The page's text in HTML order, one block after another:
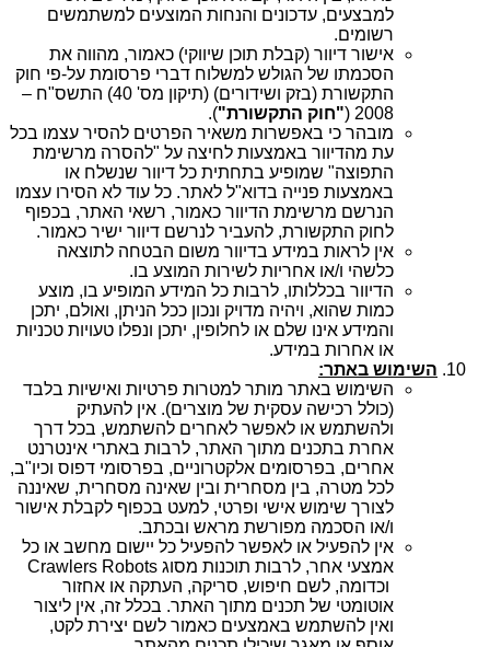
למבצעים, עדכונים והנחות המוצעים למשתמשים
רשומים.
אישור דיוור (קבלת תוכן שיווקי) כאמור, מהווה את
הסכמתו של הגולש למשלוח דברי פרסומת על-פי חוק
התקשורת (בזק ושידורים) (תיקון מס' 40) התשס"ח –
2008 (
"חוק התקשורת").
מובהר כי באפשרות משאיר הפרטים להסיר עצמו בכל
עת מהדיוור באמצעות לחיצה על "להסרה מרשימת
התפוצה" שמופיע בתחתית כל דיוור שנשלח או
באמצעות פנייה בדוא"ל לאתר. כל עוד לא הסירו עצמו
הנרשם מרשימת הדיוור כאמור, רשאי האתר, בכפוף
לחוק התקשורת, להעביר לנרשם דיוור ישיר כאמור.
אין לראות במידע בדיוור משום הבטחה לתוצאה
כלשהי ו/או אחריות לשירות המוצע בו.
הדיוור בכללותו, לרבות כל המידע המופיע בו, מוצע
כמות שהוא, ויהיה מדויק ונכון ככל הניתן, ואולם, יתכן
והמידע אינו שלם או לחלופין, יתכן ונפלו טעויות טכניות
או אחרות במידע.
השימוש באתר:
השימוש באתר מותר למטרות פרטיות ואישיות בלבד
(כולל רכישה עסקית של מוצרים). אין להעתיק
ולהשתמש או לאפשר לאחרים להשתמש, בכל דרך
אחרת בתכנים מתוך האתר, לרבות באתרי אינטרנט
אחרים, בפרסומים אלקטרוניים, בפרסומי דפוס וכיו"ב,
לכל מטרה, בין מסחרית ובין שאינה מסחרית, שאיננה
לצורך שימוש אישי ופרטי, למעט בכפוף לקבלת אישור
ו/או הסכמה מפורשת מראש ובכתב.
אין להפעיל או לאפשר להפעיל כל יישום מחשב או כל
אמצעי אחר, לרבות תוכנות מסוג Crawlers Robots
וכדומה, לשם חיפוש, סריקה, העתקה או אחזור
אוטומטי של תכנים מתוך האתר. בכלל זה, אין ליצור
ואין להשתמש באמצעים כאמור לשם יצירת לקט,